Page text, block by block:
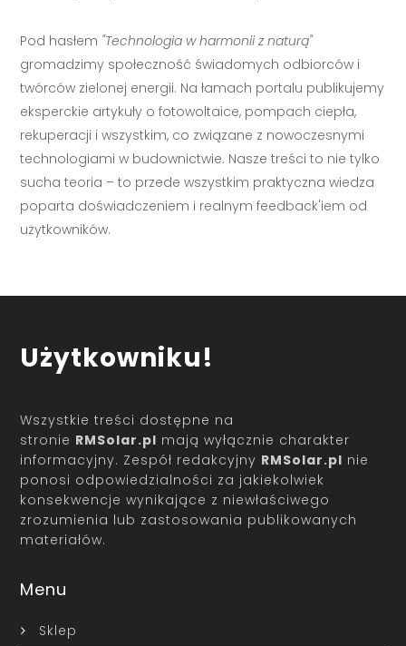
Pod hasłem "Technologia w harmonii z naturą"
gromadzimy społeczność świadomych odbiorców i
twórców zielonej energii. Na łamach portalu publikujemy
eksperckie artykuły o fotowoltaice, pompach ciepła,
rekuperacji i wszystkim, co związane z nowoczesnymi
technologiami w budownictwie. Nasze treści to nie tylko
sucha teoria – to przede wszystkim praktyczna wiedza
poparta doświadczeniem i realnym feedback'iem od
użytkowników.
Użytkowniku!
Wszystkie treści dostępne na
stronie RMSolar.pl mają wyłącznie charakter
informacyjny. Zespół redakcyjny RMSolar.pl nie
ponosi odpowiedzialności za jakiekolwiek
konsekwencje wynikające z niewłaściwego
zrozumienia lub zastosowania publikowanych
materiałów.
Menu
Sklep